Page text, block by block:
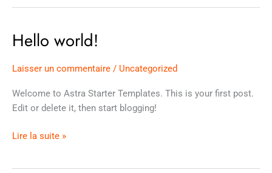
Hello world!
Laisser un commentaire / Uncategorized
Welcome to Astra Starter Templates. This is your first post.
Edit or delete it, then start blogging!
Hello
Lire la suite »